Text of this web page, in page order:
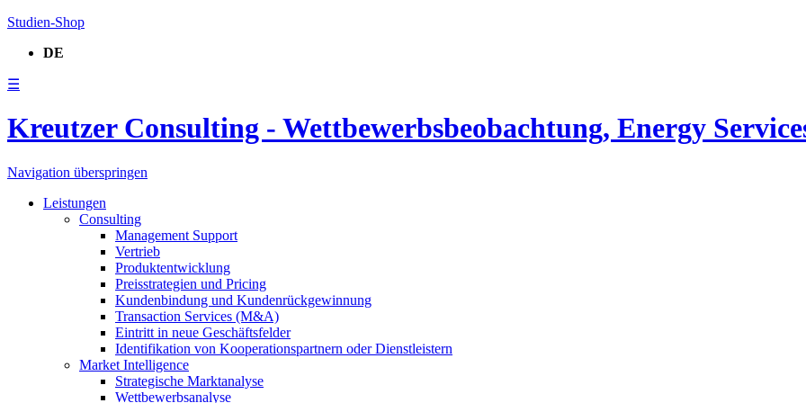
Studien-Shop
DE
☰
Kreutzer Consulting - Wettbewerbsbeobachtung, Energy
Navigation überspringen
Leistungen
Consulting
Management Support
Vertrieb
Produktentwicklung
Preisstrategien und Pricing
Kundenbindung und Kundenrückgewinnung
Transaction Services (M&A)
Eintritt in neue Geschäftsfelder
Identifikation von Kooperationspartnern oder Dienstleistern
Market Intelligence
Strategische Marktanalyse
Wettbewerbsanalyse